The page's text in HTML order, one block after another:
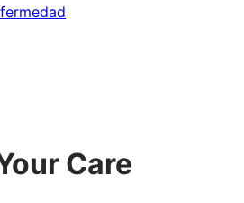
Care